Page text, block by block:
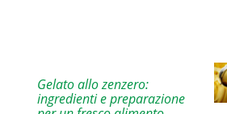
Gelato allo zenzero:
ingredienti e preparazione